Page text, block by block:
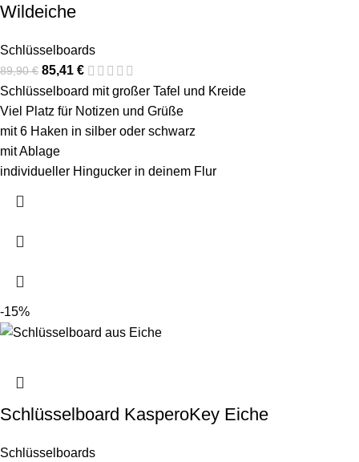
Wildeiche
Schlüsselboards
89,90€ 85,41 €
Schlüsselboard mit großer Tafel und Kreide
Viel Platz für Notizen und Grüße
mit 6 Haken in silber oder schwarz
mit Ablage
individueller Hingucker in deinem Flur
-15%
Schlüsselboard KasperoKey Eiche
Schlüsselboards